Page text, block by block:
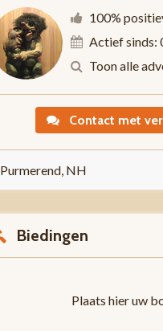
100%
Actief sinds:
Toon alle
Contact met
Purmerend, NH
Biedingen
Plaats hier uw